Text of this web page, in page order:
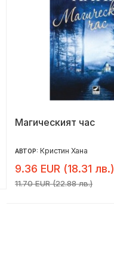
Магическият час
АВТОР: Кристин Хана
9.36 EUR (18.31 лв.)
11.70 EUR (22.88 лв.)